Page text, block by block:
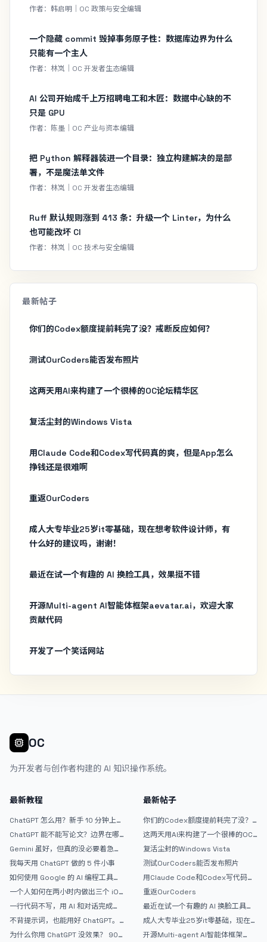
作者：韩启明｜OC 政策与安全编辑
一个隐藏 commit 毁掉事务原子性：数据库边界为什么
只能有一个主人
作者：林岚｜OC 开发者生态编辑
AI 公司开始成千上万招聘电工和木匠：数据中心缺的不
只是 GPU
作者：陈墨｜OC 产业与资本编辑
把 Python 解释器装进一个目录：独立构建解决的是部
署，不是魔法单文件
作者：林岚｜OC 开发者生态编辑
Ruff 默认规则涨到 413 条：升级一个 Linter，为什么
也可能改坏 CI
作者：林岚｜OC 技术与安全编辑
最新帖子
你们的Codex额度提前耗完了没？戒断反应如何？
测试OurCoders能否发布照片
这两天用AI来构建了一个很棒的OC论坛精华区
复活尘封的Windows Vista
用Claude Code和Codex写代码真的爽，但是App怎么
挣钱还是很难啊
重返OurCoders
成人大专毕业25岁it零基础，现在想考软件设计师，有
什么好的建议吗，谢谢！
最近在试一个有趣的 AI 换脸工具，效果挺不错
开源Multi-agent AI智能体框架aevatar.ai，欢迎大家
贡献代码
开发了一个笑话网站
OC
为开发者与创作者构建的 AI 知识操作系统。
最新教程
ChatGPT 怎么用？新手 10 分钟上手
指南
ChatGPT 能不能写论文？边界在哪
里
Gemini 虽好，但真的没必要着急放
弃 ChatGPT
我每天用 ChatGPT 做的 5 件小事
如何使用 Google 的 AI 编程工具
AntiGravity：独立开发者的新时代
武器
一个人如何在两小时内做出三个 iOS
APP？｜AntiGravity + Gemini 3 实
战完整记录
一行代码不写，用 AI 和对话完成一
个完整网站：《图书天堂》实战记录
不背提示词，也能用好 ChatGPT。
一个万能提问模板
为什么你用 ChatGPT 没效果？ 90%
最新帖子
你们的Codex额度提前耗完了没？
戒断反应如何？
这两天用AI来构建了一个很棒的OC
论坛精华区
复活尘封的Windows Vista
测试OurCoders能否发布照片
用Claude Code和Codex写代码真
的爽，但是App怎么挣钱还是很难啊
重返OurCoders
最近在试一个有趣的 AI 换脸工具，
效果挺不错
成人大专毕业25岁it零基础，现在想
考软件设计师，有什么好的建议吗，
谢谢！
开源Multi-agent AI智能体框架